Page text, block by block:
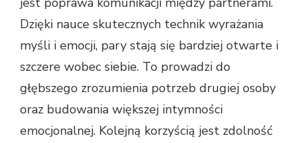
Dzięki nauce skutecznych technik wyrażania
myśli i emocji, pary stają się bardziej otwarte i
szczere wobec siebie. To prowadzi do
głębszego zrozumienia potrzeb drugiej osoby
oraz budowania większej intymności
emocjonalnej. Kolejną korzyścią jest zdolność